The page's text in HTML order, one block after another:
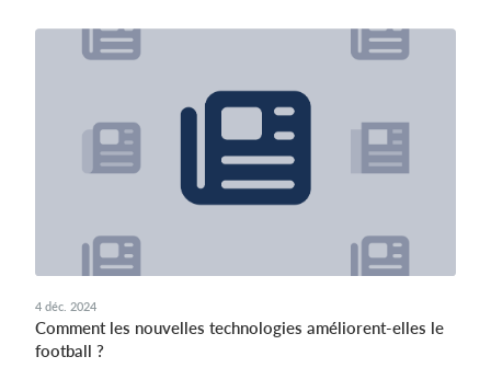
4 déc. 2024
Comment les nouvelles technologies améliorent-elles le
football ?